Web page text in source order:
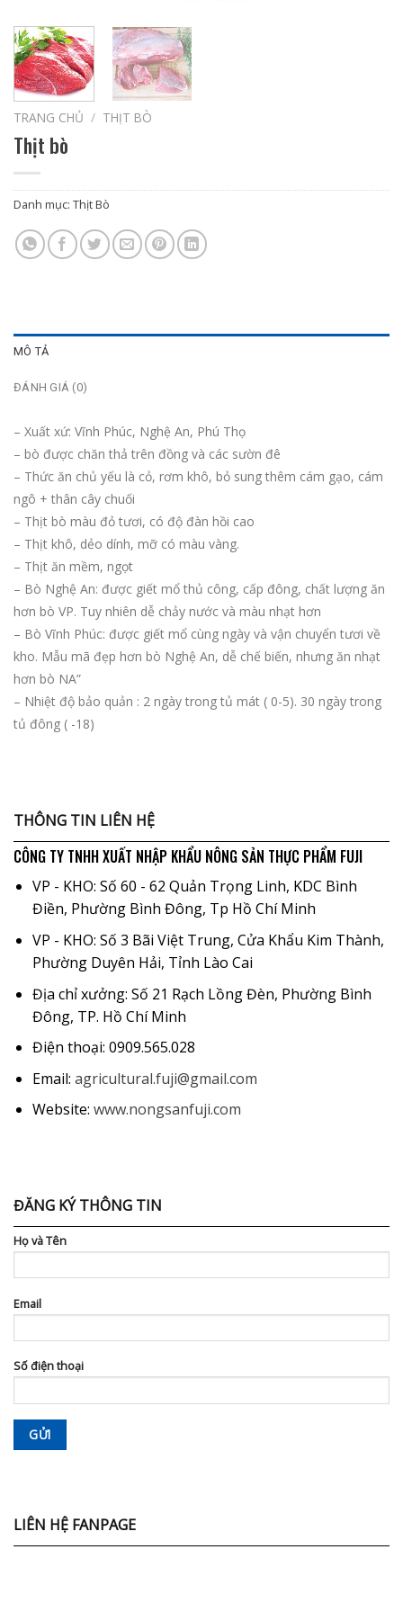
TRANG CHỦ / THỊT BÒ
Thịt bò
Danh mục: Thịt Bò
MÔ TẢ
ĐÁNH GIÁ (0)
– Xuất xứ: Vĩnh Phúc, Nghệ An, Phú Thọ
– bò được chăn thả trên đồng và các sườn đê
– Thức ăn chủ yếu là cỏ, rơm khô, bỏ sung thêm cám gạo, cám
ngô + thân cây chuối
– Thịt bò màu đỏ tươi, có độ đàn hồi cao
– Thịt khô, dẻo dính, mỡ có màu vàng.
– Thịt ăn mềm, ngọt
– Bò Nghệ An: được giết mổ thủ công, cấp đông, chất lượng ăn
hơn bò VP. Tuy nhiên dễ chảy nước và màu nhạt hơn
– Bò Vĩnh Phúc: được giết mổ cùng ngày và vận chuyển tươi về
kho. Mẫu mã đẹp hơn bò Nghệ An, dễ chế biến, nhưng ăn nhạt
hơn bò NA”
– Nhiệt độ bảo quản : 2 ngày trong tủ mát ( 0-5). 30 ngày trong
tủ đông ( -18)
THÔNG TIN LIÊN HỆ
CÔNG TY TNHH XUẤT NHẬP KHẨU NÔNG SẢN THỰC PHẨM FUJI
VP - KHO: Số 60 - 62 Quản Trọng Linh, KDC Bình
Điền, Phường Bình Đông, Tp Hồ Chí Minh
VP - KHO: Số 3 Bãi Việt Trung, Cửa Khẩu Kim Thành,
Phường Duyên Hải, Tỉnh Lào Cai
Địa chỉ xưởng: Số 21 Rạch Lồng Đèn, Phường Bình
Đông, TP. Hồ Chí Minh
Điện thoại: 0909.565.028
Email: agricultural.fuji@gmail.com
Website: www.nongsanfuji.com
ĐĂNG KÝ THÔNG TIN
Họ và Tên
Email
Số điện thoại
LIÊN HỆ FANPAGE